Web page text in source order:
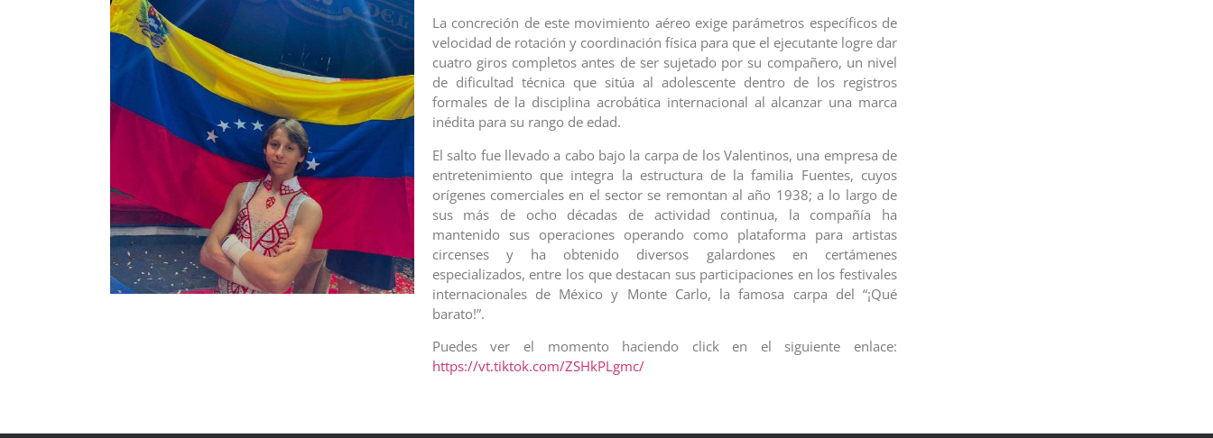
La concreción de este movimiento aéreo exige parámetros específicos de
velocidad de rotación y coordinación física para que el ejecutante logre dar
cuatro giros completos antes de ser sujetado por su compañero, un nivel
de dificultad técnica que sitúa al adolescente dentro de los registros
formales de la disciplina acrobática internacional al alcanzar una marca
inédita para su rango de edad.
El salto fue llevado a cabo bajo la carpa de los Valentinos, una empresa de
entretenimiento que integra la estructura de la familia Fuentes, cuyos
orígenes comerciales en el sector se remontan al año 1938; a lo largo de
sus más de ocho décadas de actividad continua, la compañía ha
mantenido sus operaciones operando como plataforma para artistas
circenses y ha obtenido diversos galardones en certámenes
especializados, entre los que destacan sus participaciones en los festivales
internacionales de México y Monte Carlo, la famosa carpa del “¡Qué
barato!”.
Puedes ver el momento haciendo click en el siguiente enlace:
https://vt.tiktok.com/ZSHkPLgmc/